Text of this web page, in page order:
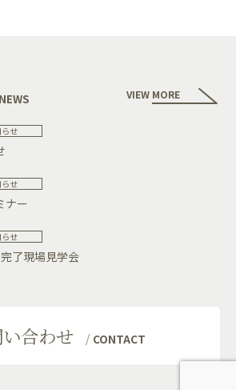
NEWS VIEW MORE
らせ
らせ
ナー
らせ
了現場見学会
合わせ CONTACT